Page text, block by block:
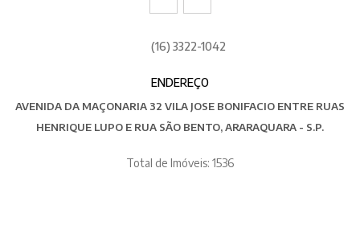
(16) 3322-1042
ENDEREÇO
AVENIDA DA MAÇONARIA 32 VILA JOSE BONIFACIO ENTRE RUAS
HENRIQUE LUPO E RUA SÃO BENTO, ARARAQUARA - S.P.
Total de Imóveis: 1536